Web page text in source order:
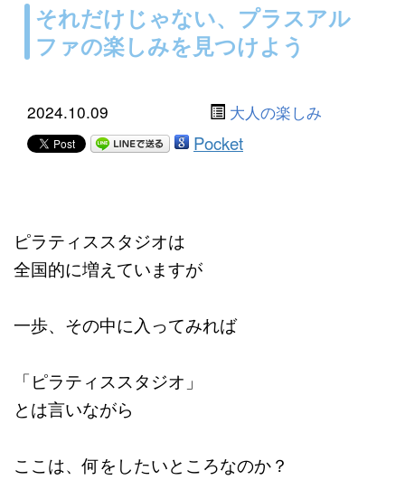
それだけじゃない、プラスアル
ファの楽しみを見つけよう
2024.10.09 大人の楽しみ
Pocket
ピラティススタジオは
全国的に増えていますが
一歩、その中に入ってみれば
「ピラティススタジオ」
とは言いながら
ここは、何をしたいところなのか？